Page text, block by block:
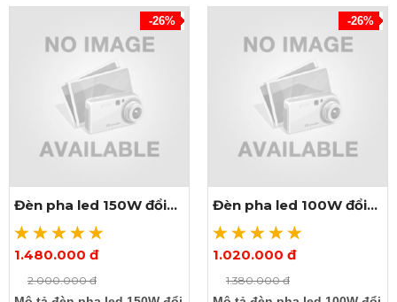
85~265V
Quang thông: 30.000lm
Màu sắc: RGB, đổi màu,
đủ màu
Chế độ điều khiển: Tự
đổi màu hoặc thông qua
remote
ngang 325 x dày 200mm
Cấp độ bảo vệ: IP66
(chống nước, dùng ngoài
Tuổi thọ làm việc:
50.000h
85~265V
Quang thông: 20.000lm
Màu sắc: RGB, đổi màu,
đủ màu
Chế độ điều khiển: Tự
đổi màu hoặc thông qua
remote
ngang 325 x dày 140mm
Cấp độ bảo vệ: IP66
(chống nước, dùng ngoài
Tuổi thọ làm việc:
50.000h
-26%
Xem thêm ảnh
Đèn pha led 150W đổi
màu
1.480.000 đ
2.000.000 đ
-26%
Xem thêm ảnh
Đèn pha led 100W đổi
màu
1.020.000 đ
1.380.000 đ